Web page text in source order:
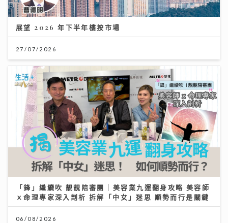
展望 2026 年下半年樓按市場
27/07/2026
「鋒」繼續吹 靚靚陪審團 | 美容業九運翻身攻略 美容師
ｘ命理專家深入剖析 拆解「中女」迷思 順勢而行是關鍵
06/08/2026